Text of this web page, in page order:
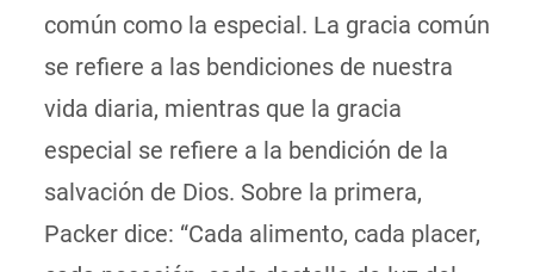
común como la especial. La gracia común
se refiere a las bendiciones de nuestra
vida diaria, mientras que la gracia
especial se refiere a la bendición de la
salvación de Dios. Sobre la primera,
Packer dice: “Cada alimento, cada placer,